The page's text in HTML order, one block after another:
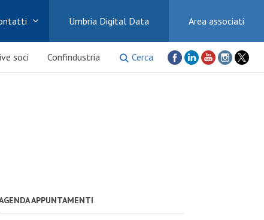
Umbria Digital Data Area associati
soci Confindustria Cerca
APPUNTAMENTI